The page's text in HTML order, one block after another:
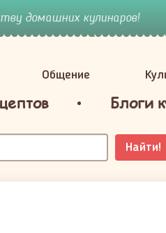
домашних кулинаров!
Общение
Блоги
Найти!